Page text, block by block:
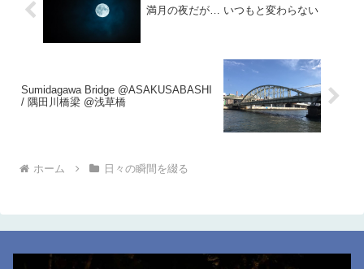
満月の夜だが… いつもと変わらない
Sumidagawa Bridge @ASAKUSABASHI
/ 隅田川橋梁 @浅草橋
ホーム 日々の瞬間を綴る